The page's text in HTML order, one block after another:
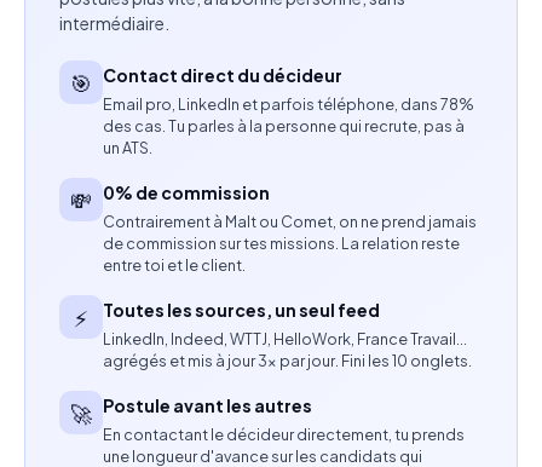
Collaborer avec des équipes Data et IA dans un
Animer des ateliers de co-création, design
thinking et conception produit.
Contribuer à l’amélioration continue de
l’expérience utilisateur en s’appuyant sur les
retours terrain.
Compétences attendues
Expérience confirmée en UX Design ou Product
Design (minimum 5 ans).
Maîtrise des méthodologies Lean UX et Agile.
intermédiaire.
🎯 Contact direct du décideur
Email pro, LinkedIn et parfois téléphone, dans 78%
des cas. Tu parles à la personne qui recrute, pas à
un ATS.
💸 0% de commission
Contrairement à Malt ou Comet, on ne prend jamais
de commission sur tes missions. La relation reste
entre toi et le client.
⚡ Toutes les sources, un seul feed
LinkedIn, Indeed, WTTJ, HelloWork, France Travail…
agrégés et mis à jour 3× par jour. Fini les 10 onglets.
🚀 Postule avant les autres
En contactant le décideur directement, tu prends
une longueur d'avance sur les candidats qui